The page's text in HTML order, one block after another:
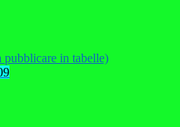
in tabelle)